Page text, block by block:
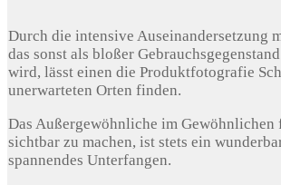
Durch die intensive Auseinandersetzung
das sonst als bloßer
wird, lässt einen die Produktfotografie
unerwarteten Orten finden.
Das Außergewöhnliche im Gewöhnlichen
sichtbar zu machen, ist stets ein
spannendes Unterfangen.